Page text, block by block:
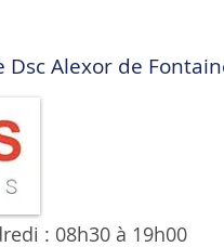
Alexor de
: 08h30 à 19h00